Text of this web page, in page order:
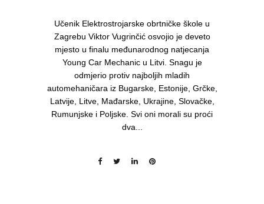
Učenik Elektrostrojarske obrtničke škole u
Zagrebu Viktor Vugrinčić osvojio je deveto
mjesto u finalu međunarodnog natjecanja
Young Car Mechanic u Litvi. Snagu je
odmjerio protiv najboljih mladih
automehaničara iz Bugarske, Estonije, Grčke,
Latvije, Litve, Mađarske, Ukrajine, Slovačke,
Rumunjske i Poljske. Svi oni morali su proći
dva...